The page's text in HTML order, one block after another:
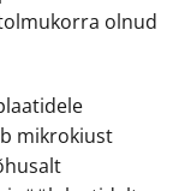
olnud
mikrokiust